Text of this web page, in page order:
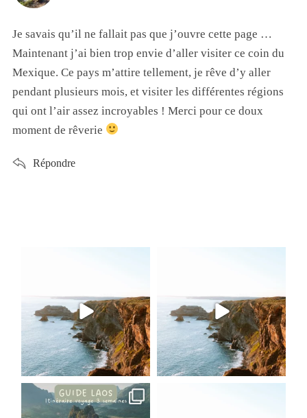
Je savais qu’il ne fallait pas que j’ouvre cette page …
Maintenant j’ai bien trop envie d’aller visiter ce coin du
Mexique. Ce pays m’attire tellement, je rêve d’y aller
pendant plusieurs mois, et visiter les différentes régions
qui ont l’air assez incroyables ! Merci pour ce doux
moment de rêverie
Répondre